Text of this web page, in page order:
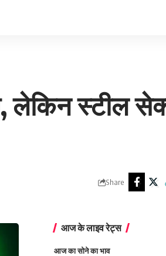
स्टील
Share
आज के लाइव रेट्स
आज का सोने का भाव